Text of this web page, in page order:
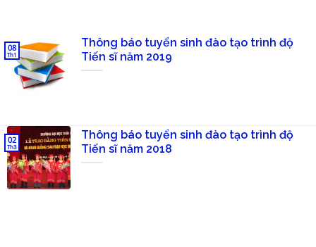
Thông báo tuyển sinh đào tạo trình độ
Tiến sĩ năm 2019
08
Th1
Thông báo tuyển sinh đào tạo trình độ
Tiến sĩ năm 2018
02
Th3